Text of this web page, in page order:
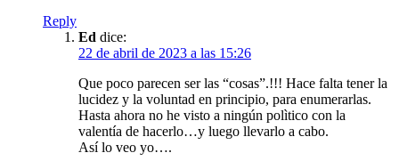
Reply
Ed dice:
22 de abril de 2023 a las 15:26
Que poco parecen ser las “cosas”.!!! Hace falta tener la
lucidez y la voluntad en principio, para enumerarlas.
Hasta ahora no he visto a ningún polìtico con la
valentía de hacerlo…y luego llevarlo a cabo.
Así lo veo yo….